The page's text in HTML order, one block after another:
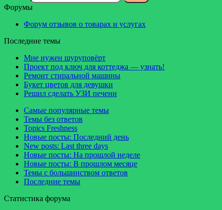
Форумы
Форум отзывов о товарах и услугах
Последние темы
Мне нужен шуруповёрт
Проект под ключ для коттеджа — узнать!
Ремонт стиральной машины
Букет цветов для девушки
Решил сделать УЗИ печени
Самые популярные темы
Темы без ответов
Topics Freshness
Новые посты: Последний день
New posts: Last three days
Новые посты: На прошлой неделе
Новые посты: В прошлом месяце
Темы с большинством ответов
Последние темы
Статистика форума